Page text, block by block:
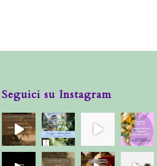
Seguici su Instagram